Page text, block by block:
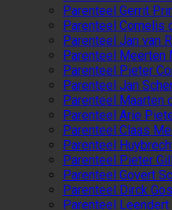
Parenteel Gerrit
Parenteel Cornelis
Parenteel Jan van
Parenteel Meerten
Parenteel Pieter
Parenteel Jan
Parenteel Maarten
Parenteel Arie
Parenteel Claas
Parenteel
Parenteel Pieter
Parenteel Govert
Parenteel Dirck
Parenteel